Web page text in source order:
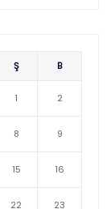
Ş B
1 2
8 9
15 16
22 23